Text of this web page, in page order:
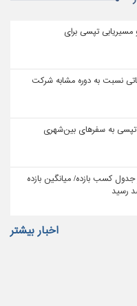
تپسی برای
نسبت به دوره مشابه شرکت
به سفرهای بین‌شهری
کسب بازده/ میانگین بازده
اخبار بیشتر